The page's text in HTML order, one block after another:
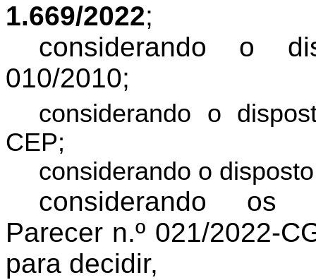
1.669/2022;
considerando o
010/2010;
considerando o
CEP;
considerando o
considerando os
Parecer n.º 021/2022-
para decidir,